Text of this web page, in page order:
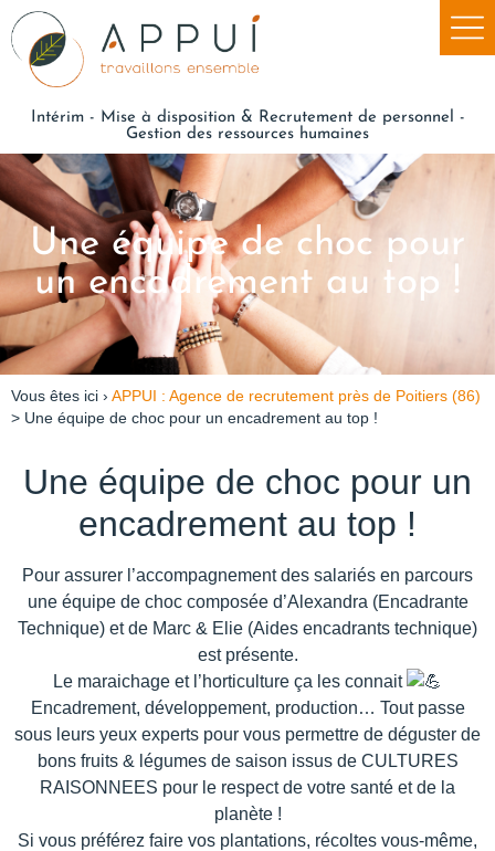
Intérim - Mise à disposition & Recrutement de personnel -
Gestion des ressources humaines
Une équipe de choc pour
un encadrement au top !
Vous êtes ici › APPUI : Agence de recrutement près de Poitiers (86)
> Une équipe de choc pour un encadrement au top !
Une équipe de choc pour un
encadrement au top !
Pour assurer l’accompagnement des salariés en parcours
une équipe de choc composée d’Alexandra (Encadrante
Technique) et de Marc & Elie (Aides encadrants technique)
est présente.
Le maraichage et l’horticulture ça les connait
Encadrement, développement, production… Tout passe
sous leurs yeux experts pour vous permettre de déguster de
bons fruits & légumes de saison issus de CULTURES
RAISONNEES pour le respect de votre santé et de la
planète !
Si vous préférez faire vos plantations, récoltes vous-même,